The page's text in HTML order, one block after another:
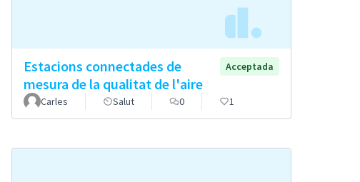
Estacions connectades de
mesura de la qualitat de l'aire
Acceptada
Carles Salut 0 1